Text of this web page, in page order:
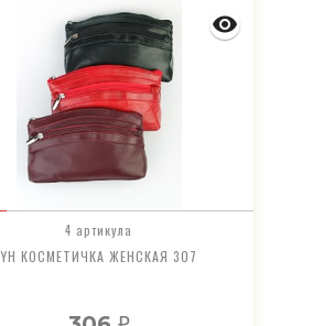
4 артикула
YH КОСМЕТИЧКА ЖЕНСКАЯ 307